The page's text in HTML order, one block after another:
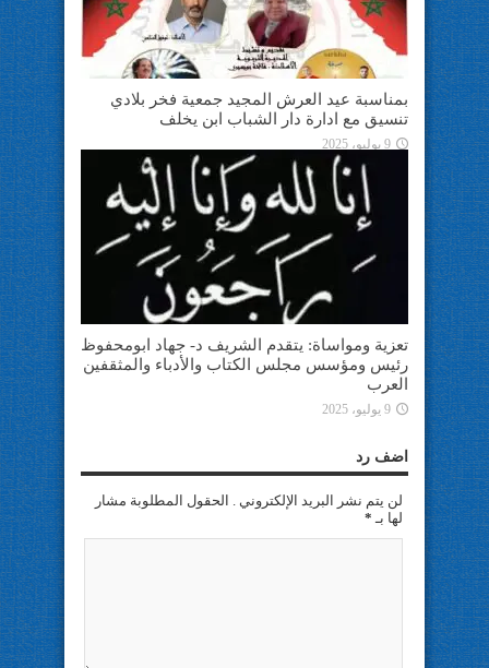
بمناسبة عيد العرش المجيد جمعية فخر بلادي
تنسيق مع ادارة دار الشباب ابن يخلف
9 يوليو، 2025
تعزية ومواساة: يتقدم الشريف د- جهاد ابومحفوظ
رئيس ومؤسس مجلس الكتاب والأدباء والمثقفين
العرب
9 يوليو، 2025
اضف رد
لن يتم نشر البريد الإلكتروني . الحقول المطلوبة مشار
لها بـ *